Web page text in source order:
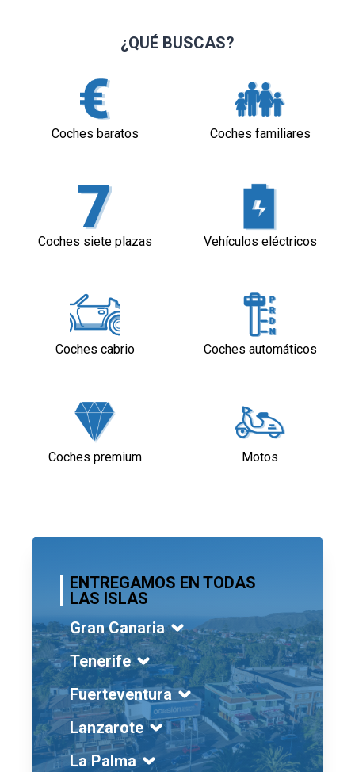
¿QUÉ BUSCAS?
Coches baratos Coches familiares
Coches siete plazas Vehículos eléctricos
Coches cabrio Coches automáticos
Coches premium Motos
ENTREGAMOS EN TODAS
LAS ISLAS
Gran Canaria
Tenerife
Fuerteventura
Lanzarote
La Palma